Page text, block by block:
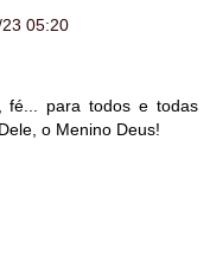
05:20
fé... para todos e todas
o Menino Deus!